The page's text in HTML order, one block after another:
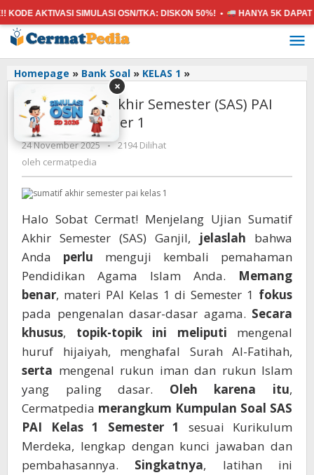
Lewati
ke
konten
AKTIVASI SIMULASI OSN/TKA:DISKON 50%! • HANYA 5KDAPAT
Homepage » Bank Soal » KELAS 1 »Soal
Akhir
Semester
1
Soal Sumatif Akhir Semester (SAS) PAI
Kelas 1 Semester 1
24 November 2025 oleh
- 2194 Dilihat
oleh cermatpedia
Halo Sobat Cermat! Menjelang Ujian Sumatif
Akhir Semester (SAS) Ganjil, jelaslah bahwa
Anda perlu menguji kembali pemahaman
Pendidikan Agama Islam Anda. Memang
benar, materi PAI Kelas 1 di Semester 1 fokus
pada pengenalan dasar-dasar agama. Secara
khusus, topik-topik ini meliputi mengenal
huruf hijaiyah, menghafal Surah Al-Fatihah,
serta mengenal rukun iman dan rukun Islam
yang paling dasar. Oleh karena itu,
Cermatpedia merangkum Kumpulan Soal SAS
PAI Kelas 1 Semester 1
sesuai Kurikulum
Merdeka, lengkap dengan kunci jawaban dan
pembahasannya. Singkatnya, latihan ini
×